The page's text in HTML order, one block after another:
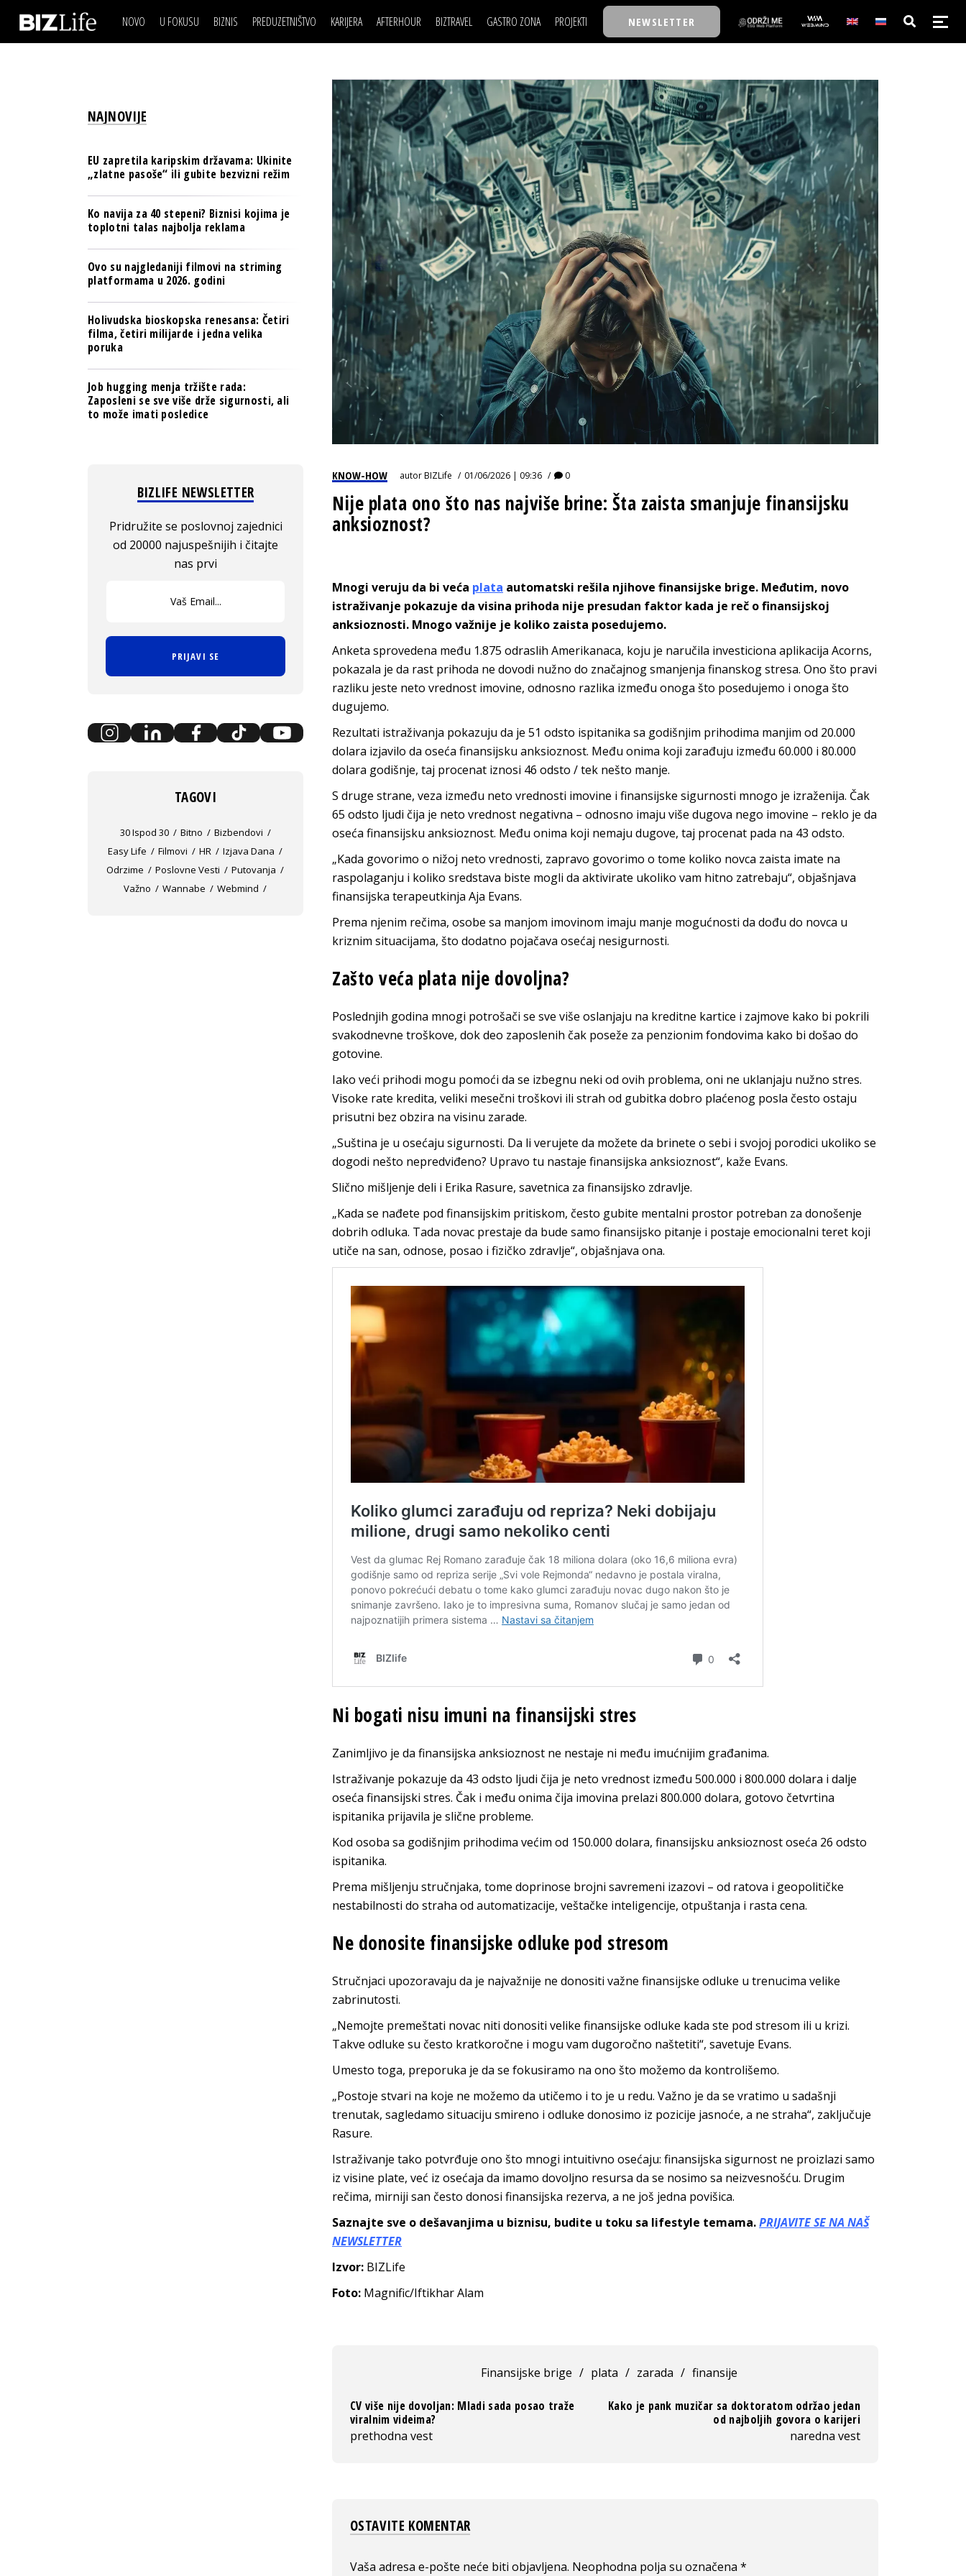
NOVO U FOKUSU BIZNIS
BANKE
OSIGURANJE
TECH I AI
BIZNIS & SPORT
PULS REGIONA
NOVO NA RAFU
PREDUZETNIŠTVO KARIJERA
LJUDI (HR)
MOJ UGAO
USAVRŠAVANJE
KNOW-HOW
AFTERHOUR
KNJIGE
AUTO SVET
STIL
WELLBEING
BIZTRAVEL GASTRO ZONA PROJEKTI
TASTY TALKS
30 ISPOD 30
BACK TO OFFICE/SCHOOL
BIZBENDOVI
BIZKOLEGIJUM
BMW BIZNIS LIGA
BIZLIFE WEEK
IZJAVA GODINE
NEWSLETTER
IZJAVA DANABIZNIS SCENA
BREND I KOMUNIKACIJE
OSIGURANJE
TECH I AI
PULS REGIONA
POSAO
MOJ UGAO
USAVRŠAVANJE
KNOW-HOW
FILM I SCENA
AUTO SVET
STIL
WELLBEING
NAJKOLEGA
30 ISPOD 30
BACK TO OFFICE/SCHOOL
BIZBENDOVI
BIZKOLEGIJUM
BMW BIZNIS LIGA
BIZLIFE WEEK
IZJAVA GODINE
KNOW-HOW autorBIZLife 01/06/2026 | 09:36 0
Nije plata ono što nas najviše brine: Šta zaista smanjuje finansijsku
anksioznost?
Mnogi veruju da bi veća plata automatski rešila njihove finansijske brige. Međutim, novo
istraživanje pokazuje da visina prihoda nije presudan faktor kada je reč o finansijskoj
anksioznosti. Mnogo važnije je koliko zaista posedujemo.
Anketa sprovedena među 1.875 odraslih Amerikanaca, koju je naručila investiciona aplikacija Acorns,
pokazala je da rast prihoda ne dovodi nužno do značajnog smanjenja finanskog stresa. Ono što pravi
razliku jeste neto vrednost imovine, odnosno razlika između onoga što posedujemo i onoga što
dugujemo.
Rezultati istraživanja pokazuju da je 51 odsto ispitanika sa godišnjim prihodima manjim od 20.000
dolara izjavilo da oseća finansijsku anksioznost. Među onima koji zarađuju između 60.000 i 80.000
dolara godišnje, taj procenat iznosi 46 odsto / tek nešto manje.
S druge strane, veza između neto vrednosti imovine i finansijske sigurnosti mnogo je izraženija. Čak
65 odsto ljudi čija je neto vrednost negativna – odnosno imaju više dugova nego imovine – reklo je da
oseća finansijsku anksioznost. Među onima koji nemaju dugove, taj procenat pada na 43 odsto.
„Kada govorimo o nižoj neto vrednosti, zapravo govorimo o tome koliko novca zaista imate na
raspolaganju i koliko sredstava biste mogli da aktivirate ukoliko vam hitno zatrebaju“, objašnjava
finansijska terapeutkinja Aja Evans.
Prema njenim rečima, osobe sa manjom imovinom imaju manje mogućnosti da dođu do novca u
kriznim situacijama, što dodatno pojačava osećaj nesigurnosti.
Zašto veća plata nije dovoljna?
Poslednjih godina mnogi potrošači se sve više oslanjaju na kreditne kartice i zajmove kako bi pokrili
svakodnevne troškove, dok deo zaposlenih čak poseže za penzionim fondovima kako bi došao do
gotovine.
Iako veći prihodi mogu pomoći da se izbegnu neki od ovih problema, oni ne uklanjaju nužno stres.
Visoke rate kredita, veliki mesečni troškovi ili strah od gubitka dobro plaćenog posla često ostaju
prisutni bez obzira na visinu zarade.
„Suština je u osećaju sigurnosti. Da li verujete da možete da brinete o sebi i svojoj porodici ukoliko se
dogodi nešto nepredviđeno? Upravo tu nastaje finansijska anksioznost“, kaže Evans.
Slično mišljenje deli i Erika Rasure, savetnica za finansijsko zdravlje.
„Kada se nađete pod finansijskim pritiskom, često gubite mentalni prostor potreban za donošenje
dobrih odluka. Tada novac prestaje da bude samo finansijsko pitanje i postaje emocionalni teret koji
utiče na san, odnose, posao i fizičko zdravlje“, objašnjava ona.
Ni bogati nisu imuni na finansijski stres
Zanimljivo je da finansijska anksioznost ne nestaje ni među imućnijim građanima.
Istraživanje pokazuje da 43 odsto ljudi čija je neto vrednost između 500.000 i 800.000 dolara i dalje
oseća finansijski stres. Čak i među onima čija imovina prelazi 800.000 dolara, gotovo četvrtina
ispitanika prijavila je slične probleme.
Kod osoba sa godišnjim prihodima većim od 150.000 dolara, finansijsku anksioznost oseća 26 odsto
ispitanika.
Prema mišljenju stručnjaka, tome doprinose brojni savremeni izazovi – od ratova i geopolitičke
nestabilnosti do straha od automatizacije, veštačke inteligencije, otpuštanja i rasta cena.
Ne donosite finansijske odluke pod stresom
Stručnjaci upozoravaju da je najvažnije ne donositi važne finansijske odluke u trenucima velike
zabrinutosti.
„Nemojte premeštati novac niti donositi velike finansijske odluke kada ste pod stresom ili u krizi.
Takve odluke su često kratkoročne i mogu vam dugoročno naštetiti“, savetuje Evans.
Umesto toga, preporuka je da se fokusiramo na ono što možemo da kontrolišemo.
„Postoje stvari na koje ne možemo da utičemo i to je u redu. Važno je da se vratimo u sadašnji
trenutak, sagledamo situaciju smireno i odluke donosimo iz pozicije jasnoće, a ne straha“, zaključuje
Rasure.
Istraživanje tako potvrđuje ono što mnogi intuitivno osećaju: finansijska sigurnost ne proizlazi samo
iz visine plate, već iz osećaja da imamo dovoljno resursa da se nosimo sa neizvesnošću. Drugim
rečima, mirniji san često donosi finansijska rezerva, a ne još jedna povišica.
Saznajte sve o dešavanjima u biznisu, budite u toku sa lifestyle temama.PRIJAVITE SE NA NAŠ
NEWSLETTER
Izvor: BIZLife
Foto: Magnific/Iftikhar Alam
Finansijske brige / plata / zarada / finansije
CV više nije dovoljan: Mladi sada posao traže
viralnim videima?
prethodna vest
Kako je pank muzičar sa doktoratom održao jedan
od najboljih govora o karijeri
naredna vest
OSTAVITE KOMENTAR
Vaša adresa e-pošte neće biti objavljena. Neophodna polja su označena *
NAJNOVIJE
EU zapretila karipskim državama: Ukinite
„zlatne pasoše“ ili gubite bezvizni režim
Ko navija za 40 stepeni? Biznisi kojima je
toplotni talas najbolja reklama
Ovo su najgledaniji filmovi na striming
platformama u 2026. godini
Holivudska bioskopska renesansa: Četiri
filma, četiri milijarde i jedna velika
poruka
Job hugging menja tržište rada:
Zaposleni se sve više drže sigurnosti, ali
to može imati posledice
BIZLIFE NEWSLETTER
Pridružite se poslovnoj zajednici
od 20000 najuspešnijih i čitajte
nas prvi
PRIJAVI SE
TAGOVI
30 Ispod 30 Bitno
Bizbendovi
Easy Life
Filmovi HR
Izjava Dana
Odrzime
Poslovne Vesti
Putovanja
Važno
Wannabe Webmind